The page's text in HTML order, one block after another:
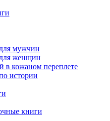
мужчин
женщин
в кожаном переплете
истории
книги